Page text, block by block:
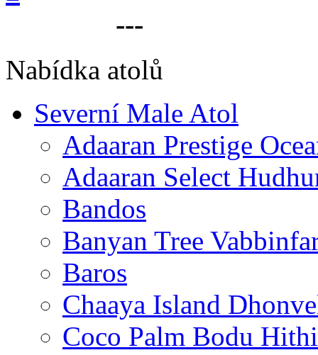
---
Nabídka atolů
Severní Male Atol
Adaaran Prestige
Adaaran Select
Bandos
Banyan Tree
Baros
Chaaya Island
Coco Palm Bodu Hithi